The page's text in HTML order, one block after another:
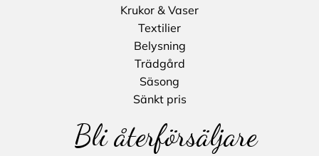
Krukor & Vaser
Textilier
Belysning
Trädgård
Säsong
Sänkt pris
Bli återförsäljare